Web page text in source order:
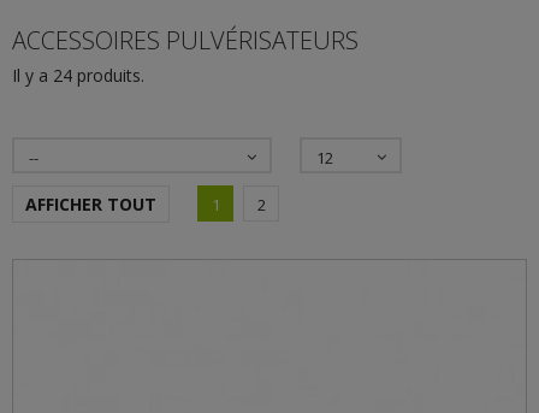
ACCESSOIRES PULVÉRISATEURS
Il y a 24 produits.
-- 12
AFFICHER TOUT 1 2